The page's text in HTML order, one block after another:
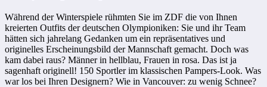
Während der Winterspiele rühmten Sie im ZDF die von Ihnen
kreierten Outfits der deutschen Olympioniken: Sie und ihr Team
hätten sich jahrelang Gedanken um ein repräsentatives und
originelles Erscheinungsbild der Mannschaft gemacht. Doch was
kam dabei raus? Männer in hellblau, Frauen in rosa. Das ist ja
sagenhaft originell! 150 Sportler im klassischen Pampers-Look. Was
war los bei Ihren Designern? Wie in Vancouver: zu wenig Schnee?